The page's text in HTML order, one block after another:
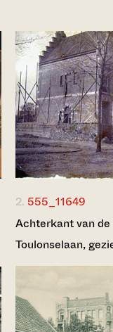
2. 555_11649
Achterkant van de
Toulonselaan,